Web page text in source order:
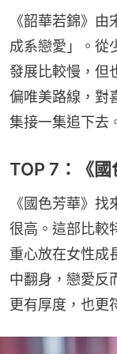
《韶華若錦》
成系戀愛」。從
發展比較慢，但
偏唯美路線，對
集接一集追下去
TOP 7：《國
《國色芳華》
很高。這部比較
重心放在女性成
中翻身，戀愛反
更有厚度，也更